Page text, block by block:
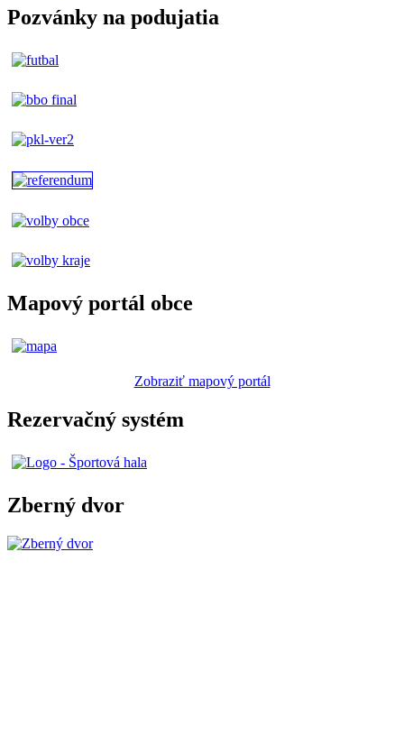
Pozvánky na podujatia
Mapový portál obce
Zobraziť mapový portál
Rezervačný systém
Zberný dvor